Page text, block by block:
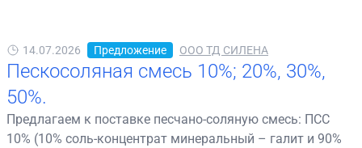
14.07.2026 Предложение ООО ТД СИЛЕНА
Пескосоляная смесь 10%; 20%, 30%,
50%.
Предлагаем к поставке песчано-соляную смесь: ПСС
10% (10% соль-концентрат минеральный – галит и 90%